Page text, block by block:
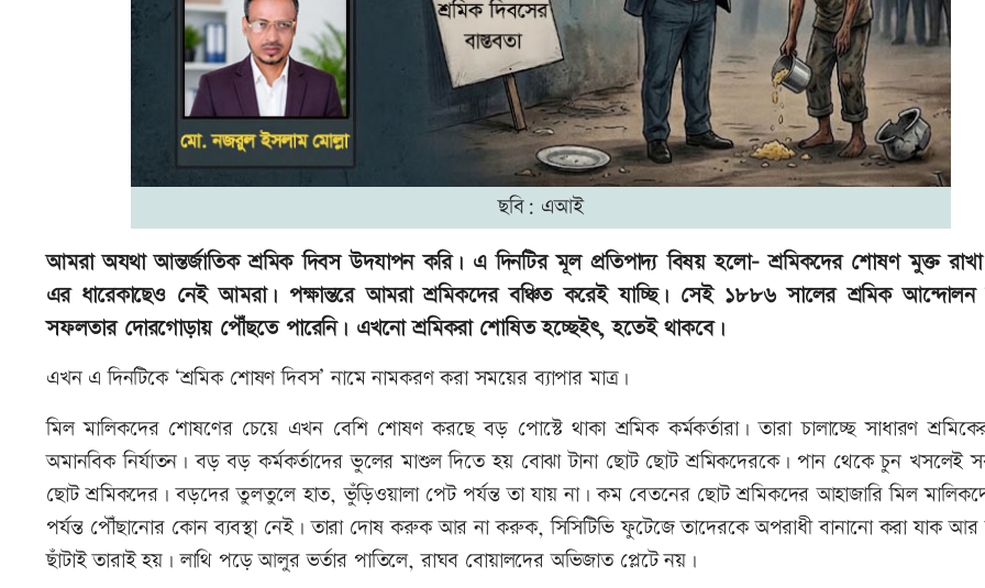
ছবি: এআই
আমরা অযথা আন্তর্জাতিক শ্রমিক দিবস উদযাপন করি। এ দিনটির মূল প্রতিপাদ্য বিষয় হলো- শ্রমিকদের শোষণ মুক্ত
এর ধারেকাছেও নেই আমরা। পক্ষান্তরে আমরা শ্রমিকদের বঞ্চিত করেই যাচ্ছি। সেই ১৮৮৬ সালের শ্রমিক
সফলতার দোরগোড়ায় পৌঁছতে পারেনি। এখনো শ্রমিকরা শোষিত হচ্ছেইৎ, হতেই থাকবে।
এখন এ দিনটিকে ‘শ্রমিক শোষণ দিবস’ নামে নামকরণ করা সময়ের ব্যাপার মাত্র।
মিল মালিকদের শোষণের চেয়ে এখন বেশি শোষণ করছে বড় পোস্টে থাকা শ্রমিক কর্মকর্তারা। তারা চালাচ্ছে সাধারণ
অমানবিক নির্যাতন। বড় বড় কর্মকর্তাদের ভুলের মাশুল দিতে হয় বোঝা টানা ছোট ছোট শ্রমিকদেরকে। পান থেকে চুন খসলেই
ছোট শ্রমিকদের। বড়দের তুলতুলে হাত, ভুঁড়িওয়ালা পেট পর্যন্ত তা যায় না। কম বেতনের ছোট শ্রমিকদের আহাজারি মিল
পর্যন্ত পৌঁছানোর কোন ব্যবস্থা নেই। তারা দোষ করুক আর না করুক, সিসিটিভি ফুটেজে তাদেরকে অপরাধী বানানো করা যাক আর
ছাঁটাই তারাই হয়। লাথি পড়ে আলুর ভর্তার পাতিলে, রাঘব বোয়ালদের অভিজাত প্লেটে নয়।